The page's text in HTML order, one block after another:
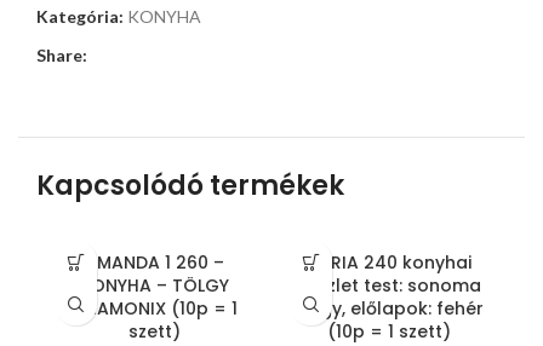
Kategória: KONYHA
Share:
Kapcsolódó termékek
AMANDA 1 260 –
KONYHA – TÖLGY
CHAMONIX (10p = 1
szett)
DARIA 240 konyhai
készlet test: sonoma
tölgy, előlapok: fehér
(10p = 1 szett)